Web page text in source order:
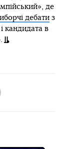
де
дебатиз
кандидата в